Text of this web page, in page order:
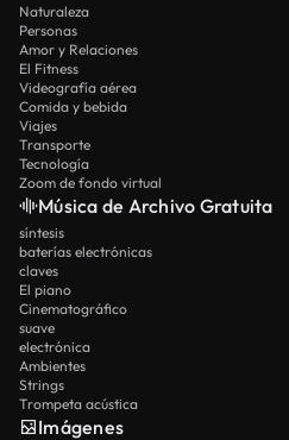
Naturaleza
Personas
Amor y Relaciones
El Fitness
Videografía aérea
Comida y bebida
Viajes
Transporte
Tecnología
Zoom de fondo virtual
Música de Archivo Gratuita
síntesis
baterías electrónicas
claves
El piano
Cinematográfico
suave
electrónica
Ambientes
Strings
Trompeta acústica
Imágenes